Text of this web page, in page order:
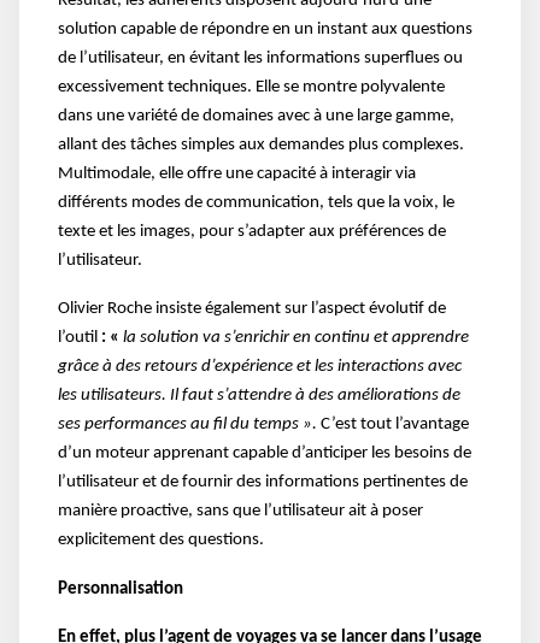
solution capable de répondre en un instant aux questions
de l’utilisateur, en évitant les informations superflues ou
excessivement techniques. Elle se montre polyvalente
dans une variété de domaines avec à une large gamme,
allant des tâches simples aux demandes plus complexes.
Multimodale, elle offre une capacité à interagir via
différents modes de communication, tels que la voix, le
texte et les images, pour s’adapter aux préférences de
l’utilisateur.
Olivier Roche insiste également sur l’aspect évolutif de
l’outil : « la solution va s’enrichir en continu et apprendre
grâce à des retours d’expérience et les interactions avec
les utilisateurs. Il faut s’attendre à des améliorations de
ses performances au fil du temps ». C’est tout l’avantage
d’un moteur apprenant capable d’anticiper les besoins de
l’utilisateur et de fournir des informations pertinentes de
manière proactive, sans que l’utilisateur ait à poser
explicitement des questions.
Personnalisation
En effet, plus l’agent de voyages va se lancer dans l’usage